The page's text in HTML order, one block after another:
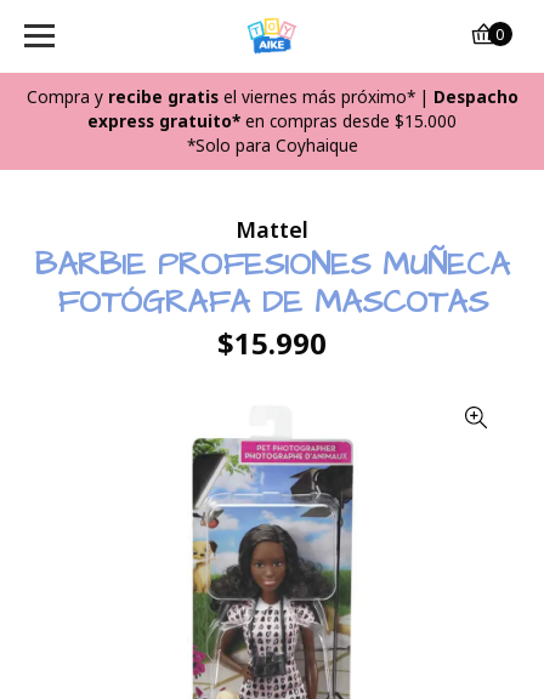
Compra y recibe gratisel viernes más próximo*| Despacho
express gratuito* en compras desde $15.000
*Solo para Coyhaique
0
Mattel
BARBIE PROFESIONES MUÑECA
FOTÓGRAFA DE MASCOTAS
$15.990